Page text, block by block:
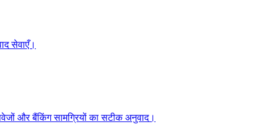
सेवाएँ।
और बैंकिंग सामग्रियों का सटीक अनुवाद।